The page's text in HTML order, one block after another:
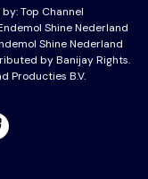
by:Top Channel
Shine Nederland
Shine Nederland
by Banijay Rights.
Producties B.V.